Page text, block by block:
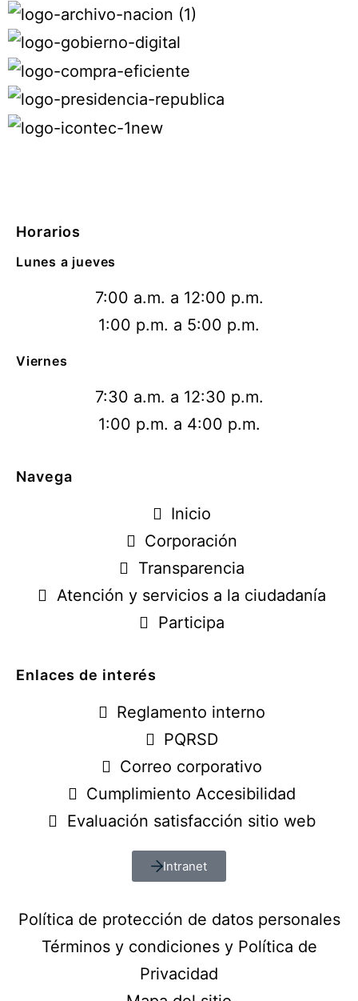
Horarios
Lunes a jueves
7:00 a.m. a 12:00 p.m.
1:00 p.m. a 5:00 p.m.
Viernes
7:30 a.m. a 12:30 p.m.
1:00 p.m. a 4:00 p.m.
Navega
Inicio
Corporación
Transparencia
Atención y servicios a la ciudadanía
Participa
Enlaces de interés
Reglamento interno
PQRSD
Correo corporativo
Cumplimiento Accesibilidad
Evaluación satisfacción sitio web
Intranet
Política de protección de datos personales
Términos y condiciones y Política de
Privacidad